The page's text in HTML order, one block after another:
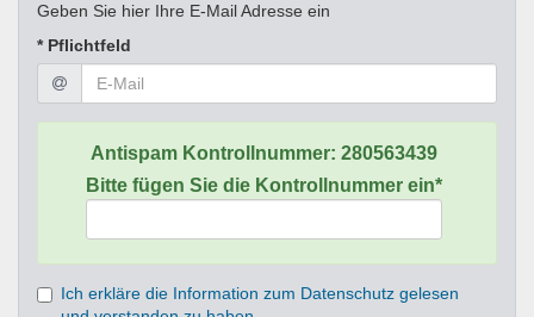
Geben Sie hier Ihre E-Mail Adresse ein
* Pflichtfeld
Antispam Kontrollnummer: 280563439
Bitte fügen Sie die Kontrollnummer ein*
Ich erkläre die Information zum Datenschutz gelesen